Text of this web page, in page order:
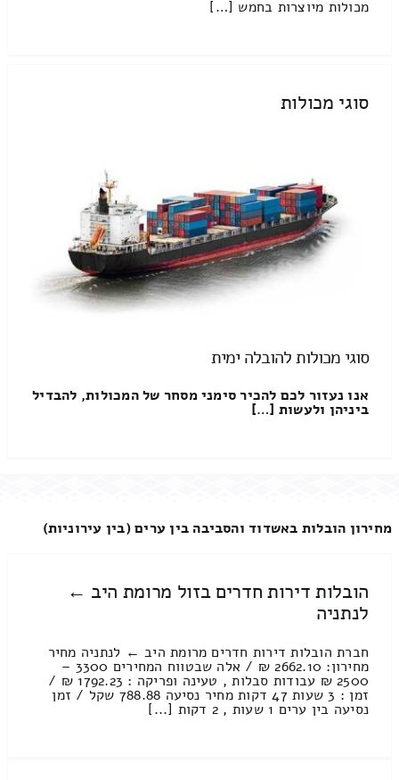
מכולות מיוצרות בחמש […]
סוגי מכולות
סוגי מכולות להובלה ימית
אנו נעזור לכם להכיר סימני מסחר של המכולות, להבדיל
ביניהן ולעשות […]
מחירון הובלות באשדוד והסביבה בין ערים (בין עירוניות)
הובלות דירות חדרים בזול מרומת היב ←
לנתניה
חברת הובלות דירות חדרים מרומת היב ← לנתניה מחיר
מחירון: 2662.10 ₪ / אלה שבטווח המחירים 3300 –
2500 ₪ עבודות סבלות , טעינה ופריקה : 1792.23 ₪ /
זמן : 3 שעות 47 דקות מחיר נסיעה 788.88 שקל / זמן
נסיעה בין ערים 1 שעות , 2 דקות [...]